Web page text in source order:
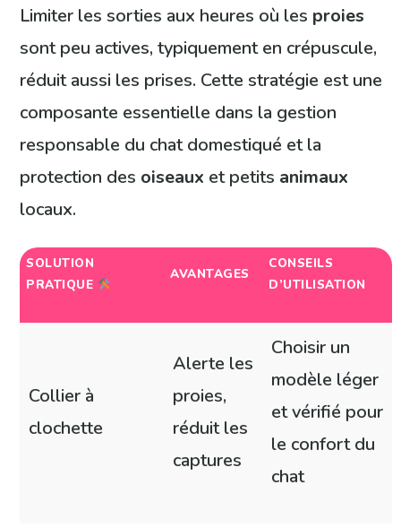
Limiter les sorties aux heures où les proies
sont peu actives, typiquement en crépuscule,
réduit aussi les prises. Cette stratégie est une
composante essentielle dans la gestion
responsable du chat domestiqué et la
protection des oiseaux et petits animaux
locaux.
SOLUTION
PRATIQUE
AVANTAGES
CONSEILS
D’UTILISATION
Collier à
clochette
Alerte les
proies,
réduit les
captures
Choisir un
modèle léger
et vérifié pour
le confort du
chat